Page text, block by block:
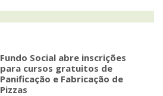
Fundo Social abre inscrições
para cursos gratuitos de
Panificação e Fabricação de
Pizzas